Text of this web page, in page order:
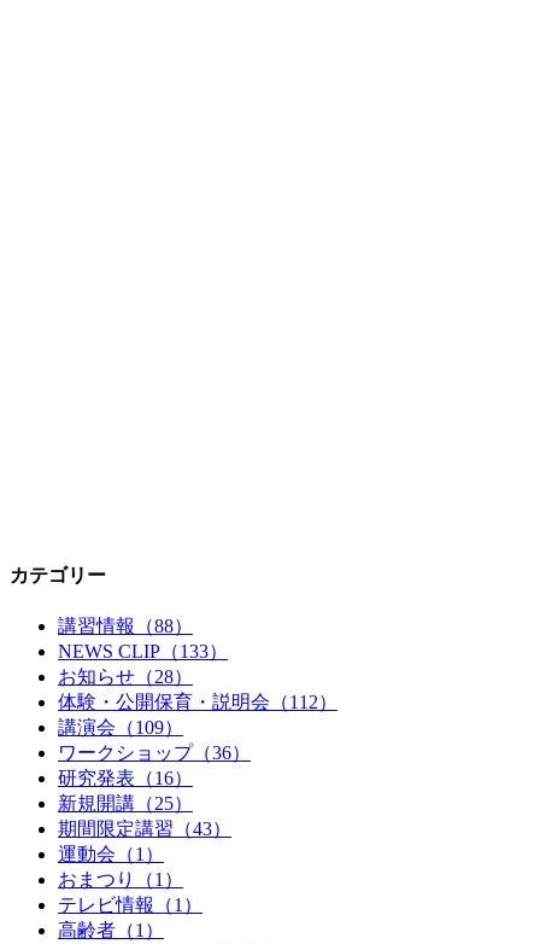
カテゴリー
講習情報（88）
NEWS CLIP（133）
お知らせ（28）
体験・公開保育・説明会（112）
講演会（109）
ワークショップ（36）
研究発表（16）
新規開講（25）
期間限定講習（43）
運動会（1）
おまつり（1）
テレビ情報（1）
高齢者（1）